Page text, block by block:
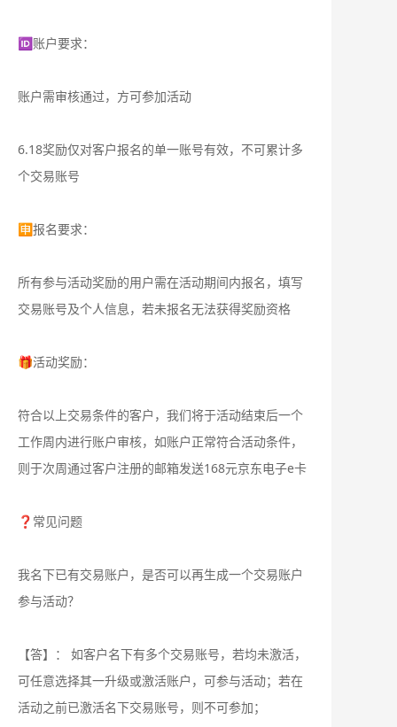
🆔账户要求：
账户需审核通过，方可参加活动
6.18奖励仅对客户报名的单一账号有效，不可累计多
个交易账号
🈸报名要求：
所有参与活动奖励的用户需在活动期间内报名，填写
交易账号及个人信息，若未报名无法获得奖励资格
🎁活动奖励：
符合以上交易条件的客户，我们将于活动结束后一个
工作周内进行账户审核，如账户正常符合活动条件，
则于次周通过客户注册的邮箱发送168元京东电子e卡
❓常见问题
我名下已有交易账户，是否可以再生成一个交易账户
参与活动？
【答】： 如客户名下有多个交易账号，若均未激活，
可任意选择其一升级或激活账户，可参与活动；若在
活动之前已激活名下交易账号，则不可参加；